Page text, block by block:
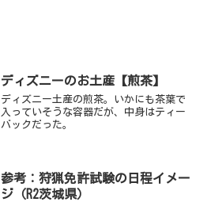
ディズニーのお土産【煎茶】
ディズニー土産の煎茶。いかにも茶葉で
入っていそうな容器だが、中身はティー
バックだった。
参考：狩猟免許試験の日程イメー
ジ（R2茨城県）